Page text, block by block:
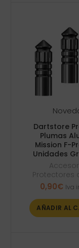
Dartstore
Plumas
Mission F-
Unidades
Protectores
0,90€ Iva
AÑADIR AL